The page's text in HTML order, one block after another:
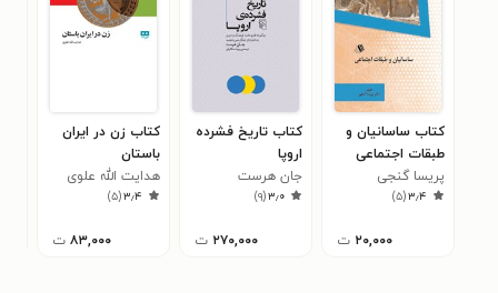
کتاب ساسانیان و
طبقات اجتماعی
پریسا گنجی
۳٫۴(۵)
۲۰,۰۰۰ ت
کتاب تاریخ فشرده
اروپا
جان هرست
۳٫۰(۹)
۲۷۰,۰۰۰ ت
کتاب زن در ایران
باستان
هدایت الله علوی
۳٫۴(۵)
۸۳,۰۰۰ ت